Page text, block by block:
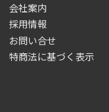
会社案内
採用情報
お問い合せ
特商法に基づく表示